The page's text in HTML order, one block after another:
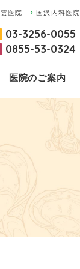
医院 国沢内科医院
03-3256-0055
0855-53-0324
医院のご案内